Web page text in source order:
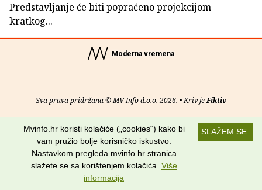
Predstavljanje će biti popraćeno projekcijom
kratkog...
Moderna vremena
Sva prava pridržana © MV Info d.o.o. 2026. • Kriv jeFiktiv
RSS kanali
Potraži nas na:
SLAŽEM SE
Mvinfo.hr koristi kolačiće („cookies“) kako bi
vam pružio bolje korisničko iskustvo.
Nastavkom pregleda mvinfo.hr stranica
slažete se sa korištenjem kolačića. Više
informacija